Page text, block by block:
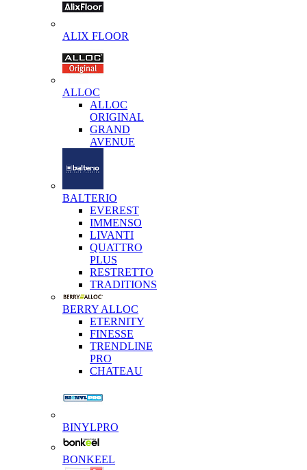
ALIX FLOOR
ALLOC
ALLOC
ORIGINAL
GRAND
AVENUE
BALTERIO
EVEREST
IMMENSO
LIVANTI
QUATTRO
PLUS
RESTRETTO
TRADITIONS
BERRY ALLOC
ETERNITY
FINESSE
TRENDLINE
PRO
CHATEAU
BINYLPRO
BONKEEL